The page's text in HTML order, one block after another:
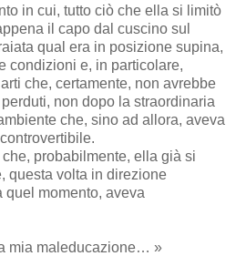
in cui, tutto ciò che ella si limitò
il capo dal cuscino sul
qual era in posizione supina,
condizioni e, in particolare,
che, certamente, non avrebbe
non dopo la straordinaria
che, sino ad allora, aveva
probabilmente, ella già si
questa volta in direzione
quel momento, aveva
mia maleducazione… »